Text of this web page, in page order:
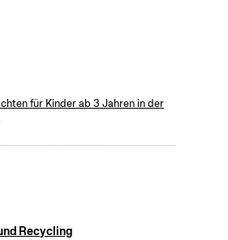
für Kinder ab 3 Jahren in der
Recycling